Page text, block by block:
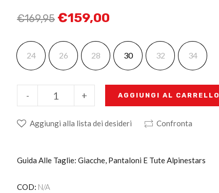
€169,95 €159,00
24 26 28 30 32 34
+
- AGGIUNGI AL CARRELLO
Aggiungi alla lista dei desideri Confronta
Guida Alle Taglie: Giacche, Pantaloni E Tute Alpinestars
COD: N/A